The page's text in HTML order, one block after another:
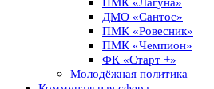
ПМК «Лагуна»
ДМО «Сантос»
ПМК «Ровесник»
ПМК «Чемпион»
ФК «Старт +»
Молодёжная политика